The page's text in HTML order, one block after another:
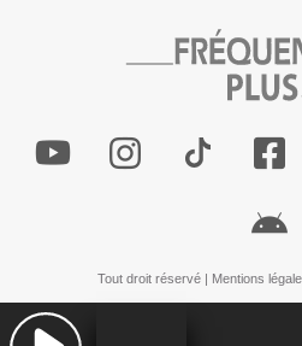
Tout droit réservé | Mentions